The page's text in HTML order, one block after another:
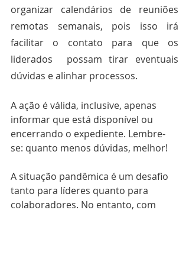
organizar calendários de reuniões
remotas semanais, pois isso irá
facilitar o contato para que os
liderados  possam tirar eventuais
dúvidas e alinhar processos.
A ação é válida, inclusive, apenas
informar que está disponível ou
encerrando o expediente. Lembre-
se: quanto menos dúvidas, melhor!
A situação pandêmica é um desafio
tanto para líderes quanto para
colaboradores. No entanto, com